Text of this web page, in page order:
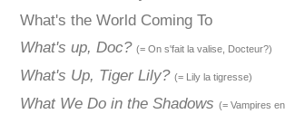
What's the World Coming To
What's up, Doc? (= On s'fait la valise, Docteur?)
What's Up, Tiger Lily? (= Lily la tigresse)
What We Do in the Shadows (= Vampires